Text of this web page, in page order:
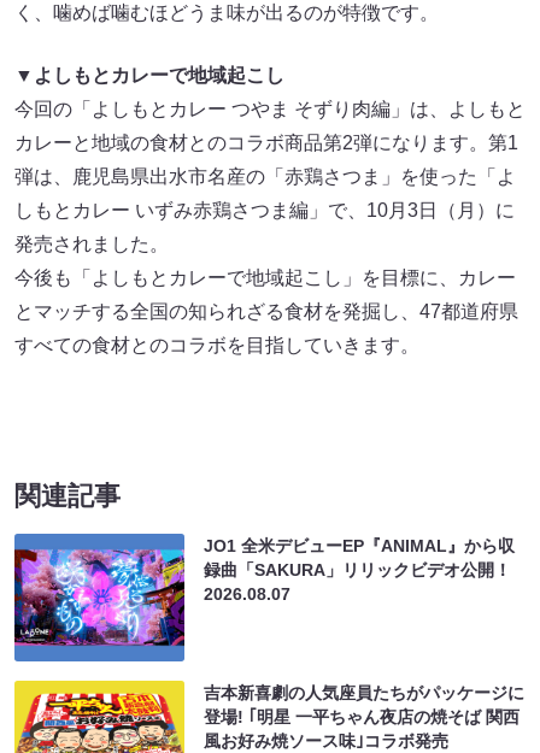
く、噛めば噛むほどうま味が出るのが特徴です。
▼よしもとカレーで地域起こし
今回の「よしもとカレー つやま そずり肉編」は、よしもと
カレーと地域の食材とのコラボ商品第2弾になります。第1
弾は、鹿児島県出水市名産の「赤鶏さつま」を使った「よ
しもとカレー いずみ赤鶏さつま編」で、10月3日（月）に
発売されました。
今後も「よしもとカレーで地域起こし」を目標に、カレー
とマッチする全国の知られざる食材を発掘し、47都道府県
すべての食材とのコラボを目指していきます。
関連記事
JO1 全米デビューEP『ANIMAL』から収
録曲「SAKURA」リリックビデオ公開！
2026.08.07
吉本新喜劇の人気座員たちがパッケージに
登場! ｢明星 一平ちゃん夜店の焼そば 関西
風お好み焼ソース味｣コラボ発売